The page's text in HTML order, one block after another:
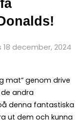
december, 2024
mat” genom drive
andra
denna fantastiska
ut dem och kunna